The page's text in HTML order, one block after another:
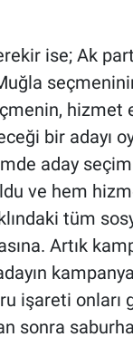
ise; Ak
hizmet
bir adayı
aday
ve hem
tüm
Artık
işareti
sonra